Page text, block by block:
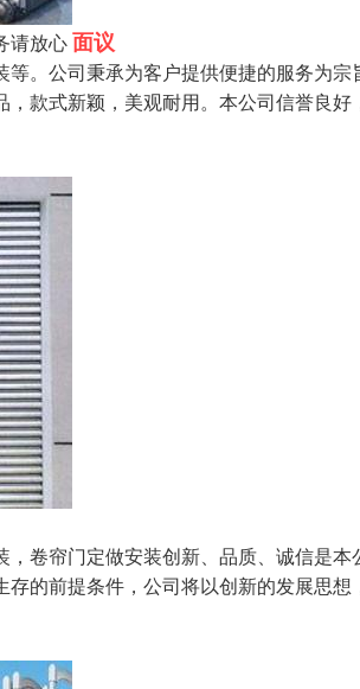
请放心面议
。公司秉承为客户提供便捷的服务为
款式新颖，美观耐用。本公司信誉良
卷帘门定做安装创新、品质、诚信是
的前提条件，公司将以创新的发展思